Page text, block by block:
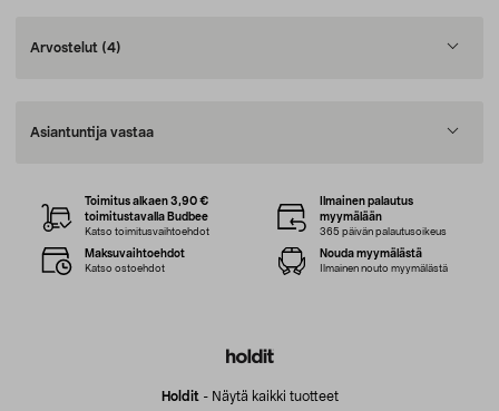
Arvostelut (4)
Asiantuntija vastaa
Holdit - Näytä kaikki tuotteet
Toimitus alkaen 3,90 €
toimitustavalla Budbee
Katso toimitusvaihtoehdot
Ilmainen palautus
myymälään
365 päivän palautusoikeus
Maksuvaihtoehdot
Katso ostoehdot
Nouda myymälästä
Ilmainen nouto myymälästä